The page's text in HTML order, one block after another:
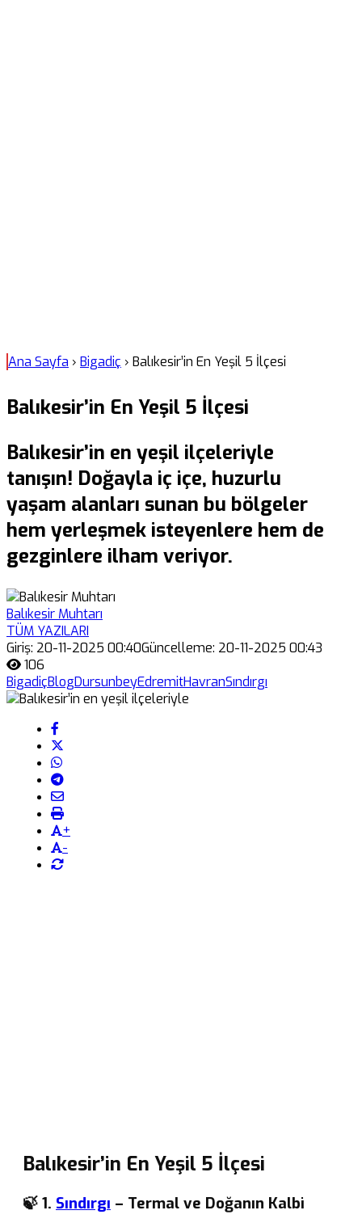
Ana Sayfa › Bigadiç › Balıkesir’in En Yeşil 5 İlçesi
Balıkesir’in En Yeşil 5 İlçesi
Balıkesir’in en yeşil ilçeleriyle
tanışın! Doğayla iç içe, huzurlu
yaşam alanları sunan bu bölgeler
hem yerleşmek isteyenlere hem de
gezginlere ilham veriyor.
Balıkesir Muhtarı
TÜM YAZILARI
Giriş: 20-11-2025 00:40Güncelleme: 20-11-2025 00:43
106
BigadiçBlogDursunbeyEdremitHavranSındırgı
+
-
Balıkesir’in En Yeşil 5 İlçesi
🍃 1. Sındırgı – Termal ve Doğanın Kalbi